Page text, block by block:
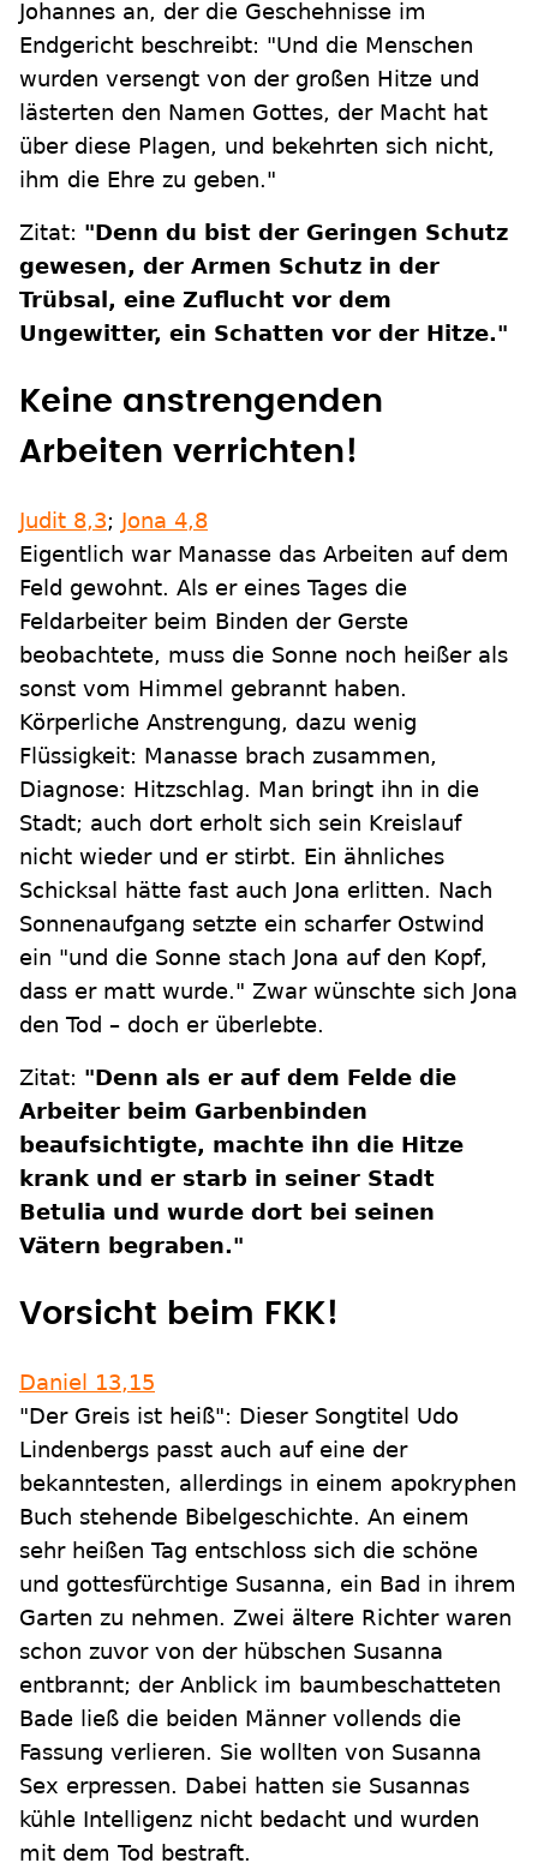
Johannes an, der die Geschehnisse im
Endgericht beschreibt: "Und die Menschen
wurden versengt von der großen Hitze und
lästerten den Namen Gottes, der Macht hat
über diese Plagen, und bekehrten sich nicht,
ihm die Ehre zu geben."
Zitat: "Denn du bist der Geringen Schutz
gewesen, der Armen Schutz in der
Trübsal, eine Zuflucht vor dem
Ungewitter, ein Schatten vor der Hitze."
Keine anstrengenden
Arbeiten verrichten!
Judit 8,3; Jona 4,8
Eigentlich war Manasse das Arbeiten auf dem
Feld gewohnt. Als er eines Tages die
Feldarbeiter beim Binden der Gerste
beobachtete, muss die Sonne noch heißer als
sonst vom Himmel gebrannt haben.
Körperliche Anstrengung, dazu wenig
Flüssigkeit: Manasse brach zusammen,
Diagnose: Hitzschlag. Man bringt ihn in die
Stadt; auch dort erholt sich sein Kreislauf
nicht wieder und er stirbt. Ein ähnliches
Schicksal hätte fast auch Jona erlitten. Nach
Sonnenaufgang setzte ein scharfer Ostwind
ein "und die Sonne stach Jona auf den Kopf,
dass er matt wurde." Zwar wünschte sich Jona
den Tod – doch er überlebte.
Zitat: "Denn als er auf dem Felde die
Arbeiter beim Garbenbinden
beaufsichtigte, machte ihn die Hitze
krank und er starb in seiner Stadt
Betulia und wurde dort bei seinen
Vätern begraben."
Vorsicht beim FKK!
Daniel 13,15
"Der Greis ist heiß": Dieser Songtitel Udo
Lindenbergs passt auch auf eine der
bekanntesten, allerdings in einem apokryphen
Buch stehende Bibelgeschichte. An einem
sehr heißen Tag entschloss sich die schöne
und gottesfürchtige Susanna, ein Bad in ihrem
Garten zu nehmen. Zwei ältere Richter waren
schon zuvor von der hübschen Susanna
entbrannt; der Anblick im baumbeschatteten
Bade ließ die beiden Männer vollends die
Fassung verlieren. Sie wollten von Susanna
Sex erpressen. Dabei hatten sie Susannas
kühle Intelligenz nicht bedacht und wurden
mit dem Tod bestraft.